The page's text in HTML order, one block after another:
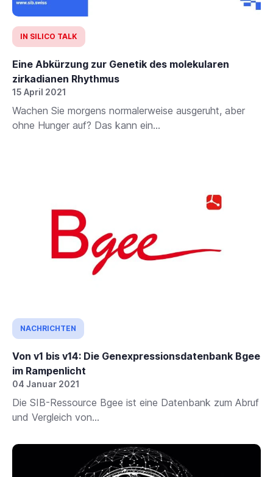
IN SILICO TALK
Eine Abkürzung zur Genetik des molekularen
zirkadianen Rhythmus
15 April 2021
Wachen Sie morgens normalerweise ausgeruht, aber
ohne Hunger auf? Das kann ein...
NACHRICHTEN
Von v1 bis v14: Die Genexpressionsdatenbank Bgee
im Rampenlicht
04 Januar 2021
Die SIB-Ressource Bgee ist eine Datenbank zum Abruf
und Vergleich von...